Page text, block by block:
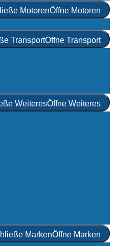
MotorenÖffne Motoren
TransportÖffne Transport
WeiteresÖffne Weiteres
MarkenÖffne Marken